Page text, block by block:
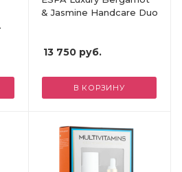
& Jasmine Handcare Duo
13 750руб.
В КОРЗИНУ